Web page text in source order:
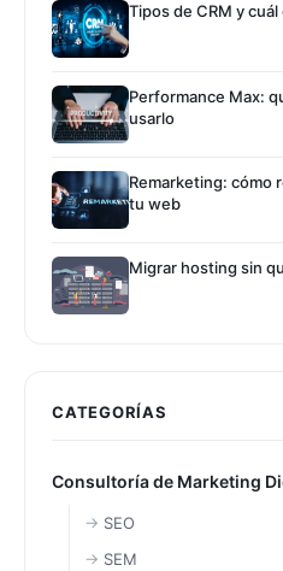
Tipos de CRM y
Performance Max:
usarlo
Remarketing: cómo
tu web
Migrar hosting sin
CATEGORÍAS
Consultoría de Marketing
SEO
SEM